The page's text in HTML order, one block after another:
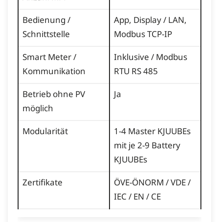
Bedienung /
Schnittstelle
App, Display / LAN,
Modbus TCP-IP
Smart Meter /
Kommunikation
Inklusive / Modbus
RTU RS 485
Betrieb ohne PV
möglich
Ja
Modularität
1-4 Master KJUUBEs
mit je 2-9 Battery
KJUUBEs
Zertifikate
ÖVE-ÖNORM / VDE /
IEC / EN / CE